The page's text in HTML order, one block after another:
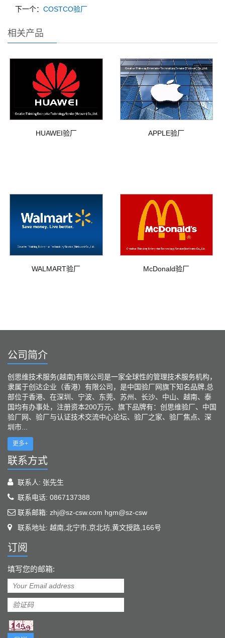
下一个： COSTCO验厂
相关产品
HUAWEI验厂 APPLE验厂
WALMART验厂 McDonald验厂
公司简介
创思维技术服务(越南)有限公司是一家全球性的管理技术服务机构，
隶属于创达企业（香港）有限公司，是中国验厂网旗下知名品牌,总
部位于香港、在深圳、宁波、东莞、苏州、长沙、中山、越南、泰
国均有办事处，注册资本200万元、旗下品牌有：创思维验厂、中国
验厂网、验厂与认证技术交流中心论坛、验厂之家、验厂焦点、深
圳市...
更多+
联系方式
联系人: 张先生
联系电话: 0867137388
联系邮箱: zhj@sz-csw.com hgm@sz-csw
联系地址: 越南,北宁市,京北坊,黄文授路,166号
订阅
填写您的邮箱: